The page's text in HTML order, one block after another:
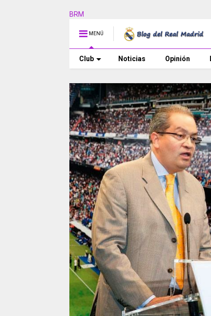
BRM
MENÚ
Club Noticias Opinión